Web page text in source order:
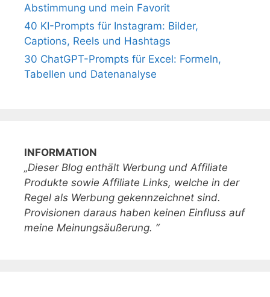
Abstimmung und mein Favorit
40 KI-Prompts für Instagram: Bilder,
Captions, Reels und Hashtags
30 ChatGPT-Prompts für Excel: Formeln,
Tabellen und Datenanalyse
INFORMATION
„Dieser Blog enthält Werbung und Affiliate
Produkte sowie Affiliate Links, welche in der
Regel als Werbung gekennzeichnet sind.
Provisionen daraus haben keinen Einfluss auf
meine Meinungsäußerung. “